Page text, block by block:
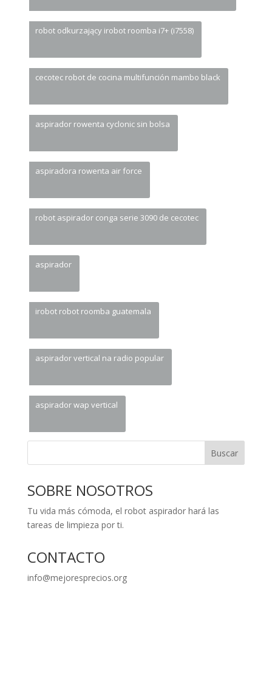
robot odkurzający irobot roomba i7+ (i7558)
cecotec robot de cocina multifunción mambo black
aspirador rowenta cyclonic sin bolsa
aspiradora rowenta air force
robot aspirador conga serie 3090 de cecotec
aspirador
irobot robot roomba guatemala
aspirador vertical na radio popular
aspirador wap vertical
Buscar
SOBRE NOSOTROS
Tu vida más cómoda, el robot aspirador hará las
tareas de limpieza por ti.
CONTACTO
info@mejoresprecios.org